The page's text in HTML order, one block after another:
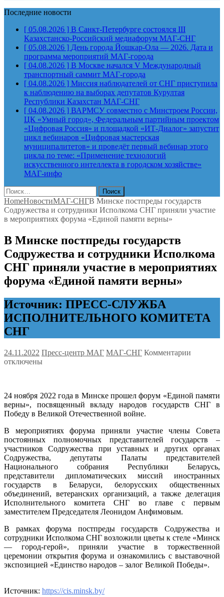
Последние новости
[ 05.08.2026 ] В Санкт-Петербурге состоялся III
Казахстанско-Российский медиафорум МАГ-СНГ
[ 05.08.2026 ] День города Йошкар-Ола — 2026. Дата и
программа мероприятий МАГ-города
[ 04.08.2026 ] В Москве начался V Международный
транспортный саммит МАГ-города
[ 04.08.2026 ] Миссия наблюдателей от СНГ приступила
к наблюдению на выборах депутатов Курултая
Республики Казахстан МАГ-СНГ
[ 04.08.2026 ] ВАРМСУ совместно с Минстроем России,
ЦК «Умный город», Федеральным партийным проектом
«Цифровая Россия» и площадкой «ИТ-Диалог» запустит
цикл вебинаров «Цифровая мастерская
муниципалитетов» и проведёт первый вебинар этого
цикла по теме: «Применение технологий
искусственного интеллекта в городском хозяйстве»
МАГ-инфо
Найти:
HomeНовостиМАГ-СНГВ Минске постпреды государств
Содружества и сотрудники Исполкома СНГ приняли участие
в мероприятиях форума «Единой памяти верны»
В Минске постпреды государств
Содружества и сотрудники Исполкома
СНГ приняли участие в мероприятиях
форума «Единой памяти верны»
Источник: ПРЕСС-СЛУЖБА
ИСПОЛНИТЕЛЬНОГО КОМИТЕТА
СНГ
24.11.2022 Пресс-центр МАГ МАГ-СНГ Комментарии
СНГ
приняли
участие
в
форума
«Единой
памяти
отключены
24 ноября 2022 года в Минске прошел форум «Единой памяти
верны», посвященный вкладу народов государств СНГ в
Победу в Великой Отечественной войне.
В мероприятиях форума приняли участие члены Совета
постоянных полномочных представителей государств –
участников Содружества при уставных и других органах
Содружества, депутаты Палаты представителей
Национального собрания Республики Беларусь,
представители дипломатических миссий иностранных
государств в Беларуси, белорусских общественных
объединений, ветеранских организаций, а также делегация
Исполнительного комитета СНГ во главе с первым
заместителем Председателя Леонидом Анфимовым.
В рамках форума постпреды государств Содружества и
сотрудники Исполкома СНГ возложили цветы к стеле «Минск
— город-герой», приняли участие в торжественной
церемонии открытия форума и ознакомились с выставочной
экспозицией «Единство народов – залог Великой Победы».
Источник: https://cis.minsk.by/